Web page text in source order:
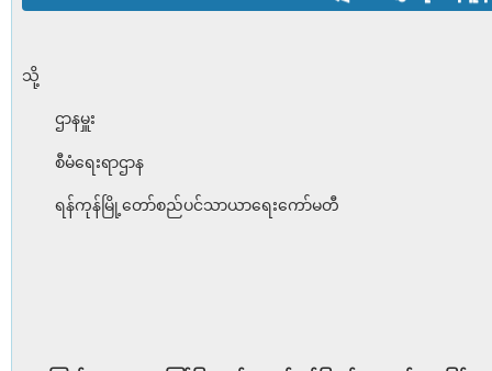
သို့
ဌာနမှူး
စီမံရေးရာဌာန
ရန်ကုန်မြို့တော်စည်ပင်သာယာရေးကော်မတီ